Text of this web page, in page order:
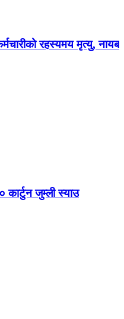
रहस्यमय मृत्यु, नायब
कार्टुन जुम्ली स्याउ